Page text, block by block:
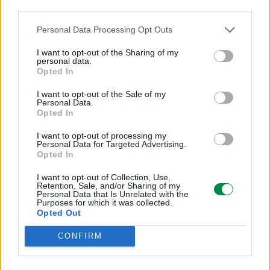
Personal Data Processing Opt Outs
I want to opt-out of the Sharing of my
personal data.
Opted In
I want to opt-out of the Sale of my
Personal Data.
Opted In
I want to opt-out of processing my
Personal Data for Targeted Advertising.
Opted In
I want to opt-out of Collection, Use,
Retention, Sale, and/or Sharing of my
Personal Data that Is Unrelated with the
Purposes for which it was collected.
Opted Out
CONFIRM
Informacja o kompatybilnosci
Lexmark XC2240, XC4240, XC4240i
Informacje handlowe